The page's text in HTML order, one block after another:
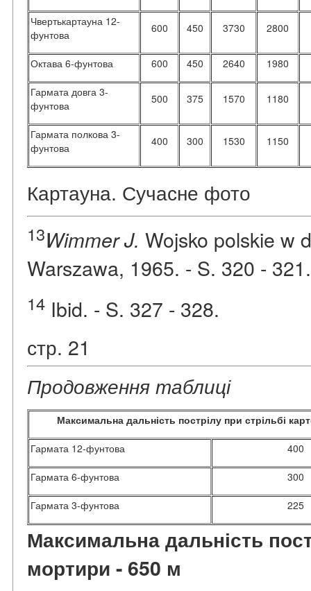
Чвертькартауна 12-
фунтова
600 450 3730 2800
Октава 6-фунтова 600 450 2640 1980
Гармата довга 3-
фунтова
500 375 1570 1180
Гармата полкова 3-
фунтова
400 300 1530 1150
Картауна. Сучасне фото
13Wimmer J. Wojsko polskie w
Warszawa, 1965. - S. 320 - 321.
14 Ibid. - S. 327 - 328.
стр. 21
Продовження таблиці
Максимальна дальність пострілу при стрільбі
Гармата 12-фунтова 400
Гармата 6-фунтова 300
Гармата 3-фунтова 225
Максимальна дальність
мортири - 650 м